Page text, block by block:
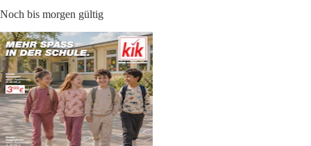
Noch bis morgen gültig